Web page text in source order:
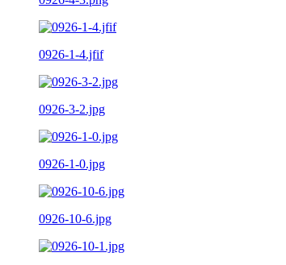
0926-1-4.jfif
0926-3-2.jpg
0926-1-0.jpg
0926-10-6.jpg